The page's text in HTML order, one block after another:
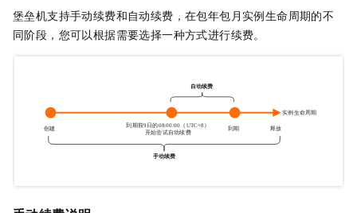
堡垒机支持手动续费和自动续费，在包年包月实例生命周期的不
同阶段，您可以根据需要选择一种方式进行续费。